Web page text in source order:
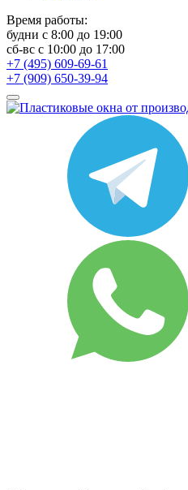
Время работы:
будни с 8:00 до 19:00
сб-вс с 10:00 до 17:00
+7 (495) 609-69-61
+7 (909) 650-39-94